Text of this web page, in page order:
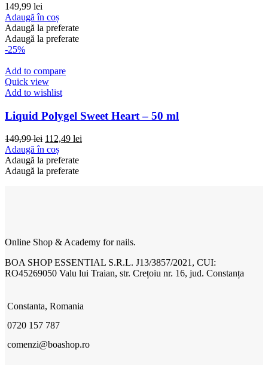
149,99 lei
Adaugă în coș
Adaugă la preferate
Adaugă la preferate
-25%
Add to compare
Quick view
Add to wishlist
Liquid Polygel Sweet Heart – 50 ml
149,99lei Prețul
inițial
a
fost:
112,49 lei
Adaugă în coș
Adaugă la preferate
Adaugă la preferate
Online Shop & Academy for nails.
BOA SHOP ESSENTIAL S.R.L. J13/3857/2021, CUI:
RO45269050 Valu lui Traian, str. Crețoiu nr. 16, jud. Constanța
Constanta, Romania
0720 157 787
comenzi@boashop.ro